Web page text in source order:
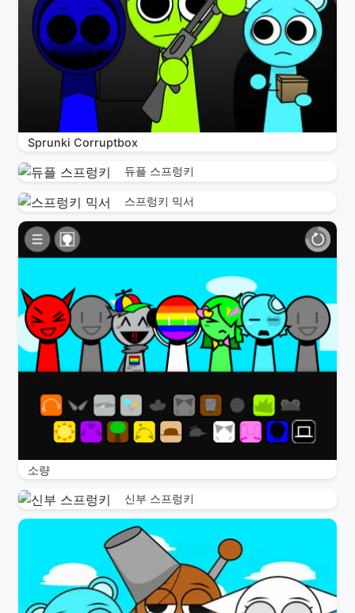
Sprunki Corruptbox
듀플 스프렁키
스프렁키 믹서
소량
신부 스프렁키